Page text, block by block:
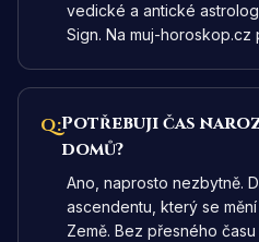
vedické a antické
Sign. Na muj-horoskop.cz
Q:Potřebuji čas
domů?
Ano, naprosto nezbytně.
ascendentu, který se
Země. Bez přesného